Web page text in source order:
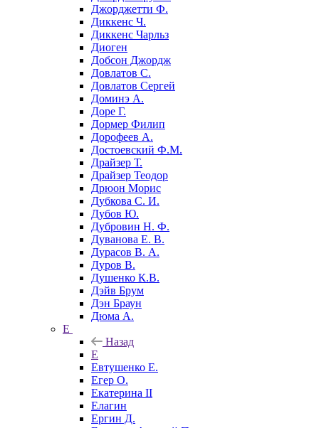
Джорджетти Ф.
Диккенс Ч.
Диккенс Чарльз
Диоген
Добсон Джордж
Довлатов С.
Довлатов Сергей
Доминэ А.
Доре Г.
Дормер Филип
Дорофеев А.
Достоевский Ф.М.
Драйзер Т.
Драйзер Теодор
Дрюон Морис
Дубкова С. И.
Дубов Ю.
Дубровин Н. Ф.
Дуванова Е. В.
Дурасов В. А.
Дуров В.
Душенко К.В.
Дэйв Брум
Дэн Браун
Дюма А.
Е
Назад
Е
Евтушенко Е.
Егер О.
Екатерина II
Елагин
Ергин Д.